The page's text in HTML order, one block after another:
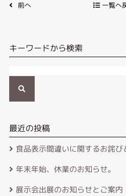
前へ 一覧へ
キーワードから検索
最近の投稿
食品表示間違いに関するお詫び
年末年始、休業のお知らせ。
展示会出展のお知らせとご案内